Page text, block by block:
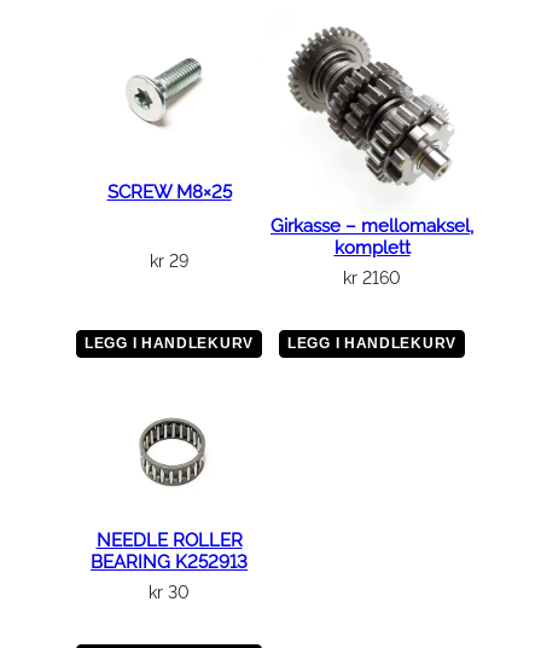
SCREW M8×25
kr 29
LEGG I HANDLEKURV
Girkasse – mellomaksel,
komplett
kr 2160
LEGG I HANDLEKURV
NEEDLE ROLLER
BEARING K252913
kr 30